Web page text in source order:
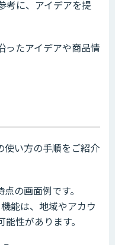
考に、アイデアを提
ったアイデアや商品情
使い方の手順をご紹介
の画面例です。
能は、地域やアカウ
性があります。